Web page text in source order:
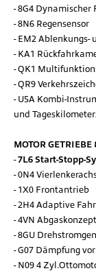
8G4 Dynamischer
8N6 Regensensor
EM2 Ablenkungs-
KA1
QK1
QR9
U5A Kombi-
und
MOTOR
7L6 Start-Stopp-
0N4
1X0 Frontantrieb
2H4 Adaptive
4VN Abgaskonzept
8GU
G07 Dämpfung
N09 4